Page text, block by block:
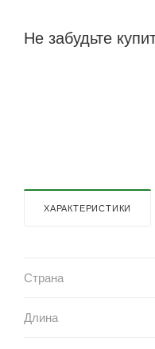
Не забудьте
ХАРАКТЕРИСТИКИ
Страна
Длина